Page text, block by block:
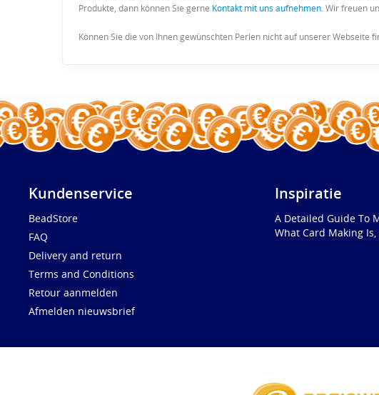
Produkte, dann können Sie gerne Kontakt mit uns aufnehmen . Wir freuen
Können Sie die von Ihnen gewünschten Perlen nicht auf unserer Webseite
Kundenservice
BeadStore
FAQ
Delivery and return
Terms and Conditions
Retour aanmelden
Afmelden nieuwsbrief
Inspiratie
A Detailed Guide To
What Card Making Is,